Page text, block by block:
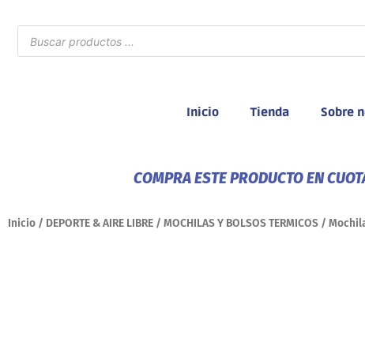
contenido
Búsqueda
de
productos
Inicio Tienda Sobre
COMPRA ESTE PRODUCTO EN
Inicio / DEPORTE & AIRE LIBRE / MOCHILAS Y BOLSOS TERMICOS /